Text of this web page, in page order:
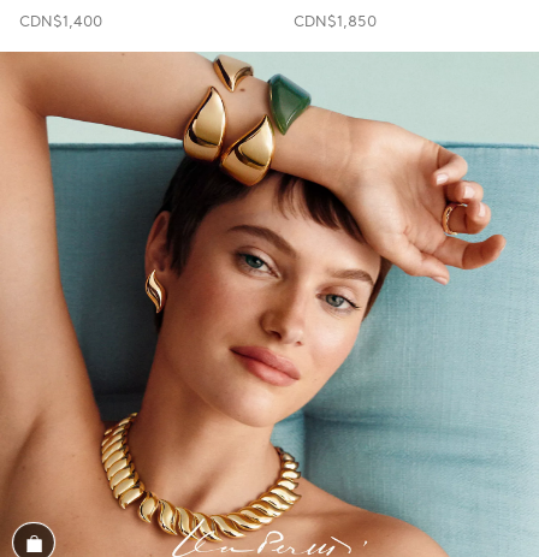
CDN$1,400
CDN$1,850
Magasiner cet assortiment